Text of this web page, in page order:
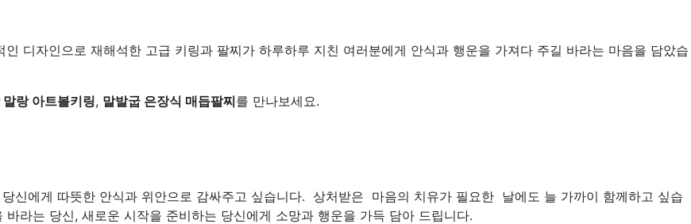
디자인으로 재해석한 고급 키링과 팔찌가 하루하루 지친 여러분에게 안식과 행운을 가져다 주길 바라는 마음을 담았습
말랑 아트볼키링, 말발굽 은장식 매듭팔찌를 만나보세요.
신에게 따뜻한 안식과 위안으로 감싸주고 싶습니다. 상처받은 마음의 치유가 필요한 날에도 늘 가까이 함께하고 싶습
라는 당신, 새로운 시작을 준비하는 당신에게 소망과 행운을 가득 담아 드립니다.